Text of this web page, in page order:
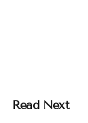
Read Next